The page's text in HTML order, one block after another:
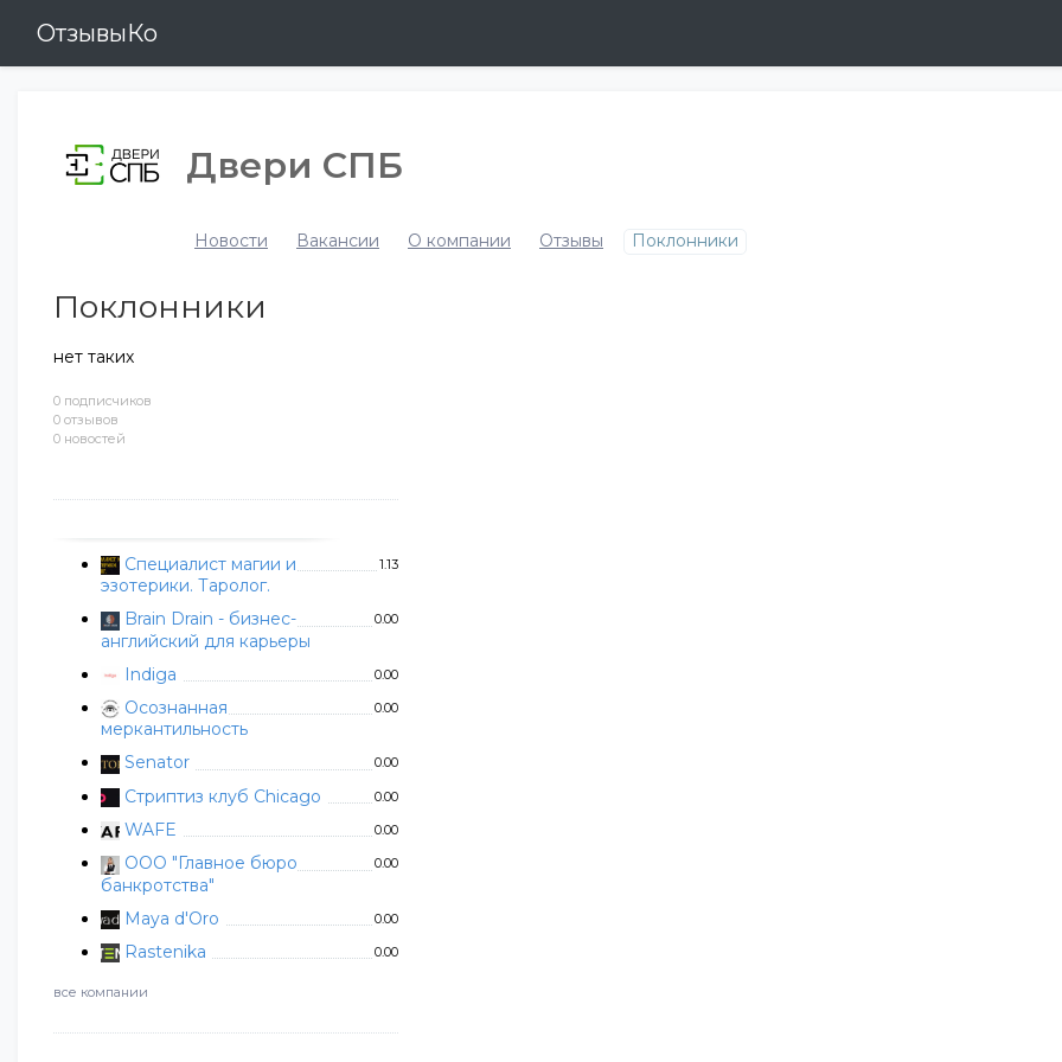
ОтзывыКо
0 подписчиков
0 отзывов
0 новостей
Специалист магии и
эзотерики. Таролог.
1.13
Brain Drain - бизнес-
английский для карьеры
0.00
Indiga 0.00
Осознанная
меркантильность
0.00
Senator 0.00
Стриптиз клуб Chicago 0.00
WAFE 0.00
ООО "Главное бюро
банкротства"
0.00
Maya d'Oro 0.00
Rastenika 0.00
все компании
Двери СПБ
Новости Вакансии О компании Отзывы Поклонники
Поклонники
нет таких